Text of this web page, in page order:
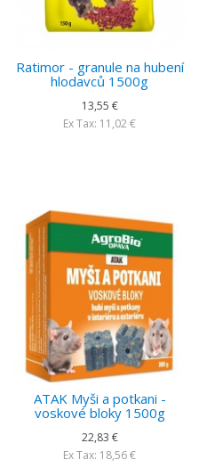
Ratimor - granule na hubení
hlodavců 1500g
13,55 €
Ex Tax: 11,02 €
ATAK Myši a potkani -
voskové bloky 1500g
22,83 €
Ex Tax: 18,56 €